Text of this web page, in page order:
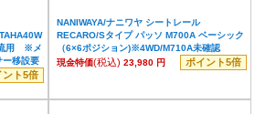
流用 ※メ
ー移設要
ント5倍
NANIWAYA/ナニワヤ シートレール
RECARO/Sタイプ パッソ M700A ベーシック
（6×6ポジション)※4WD/M710A未確認
現金特価(税込) 23,980 円 ポイント5倍